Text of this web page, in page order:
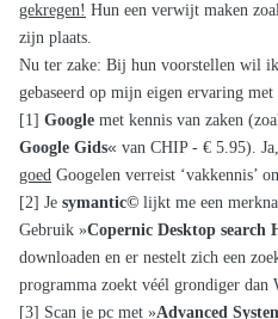
gekregen! Hun een verwijt maken
zijn plaats.
Nu ter zake: Bij hun voorstellen wil
gebaseerd op mijn eigen ervaring
[1] Google met kennis van zaken
Google Gids« van CHIP - € 5.95).
goed Googelen verreist ‘vakkennis’
[2] Je symantic© lijkt me een
Gebruik »Copernic Desktop search
downloaden en er nestelt zich een
programma zoekt véél grondiger dan
[3] Scan je pc met »Advanced